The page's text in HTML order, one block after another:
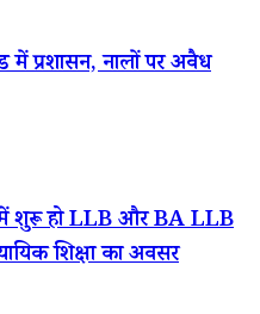
प्रशासन, नालों पर अवैध
में शुरू हो LLB और BA LLB
शिक्षा का अवसर